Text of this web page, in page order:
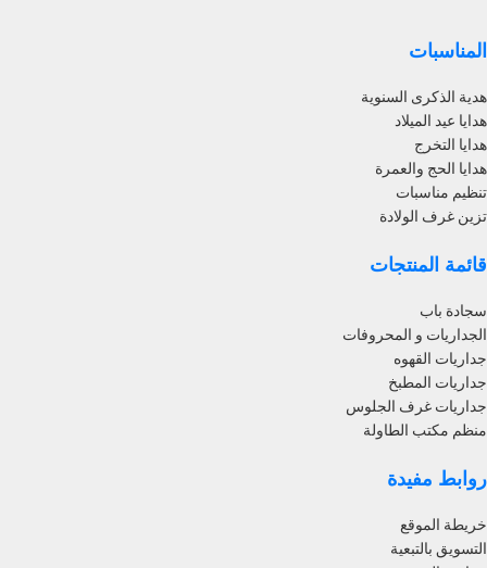
المناسبات
هدية الذكرى السنوية
هدايا عيد الميلاد
هدايا التخرج
هدايا الحج والعمرة
تنظيم مناسبات
تزين غرف الولادة
قائمة المنتجات
سجادة باب
الجداريات و المحروفات
جداريات القهوه
جداريات المطبخ
جداريات غرف الجلوس
منظم مكتب الطاولة
روابط مفيدة
خريطة الموقع
التسويق بالتبعية